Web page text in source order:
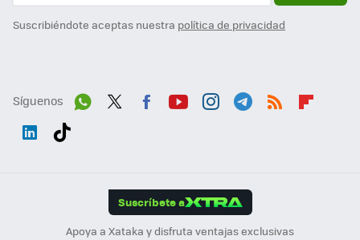
Suscribiéndote aceptas nuestra política de privacidad
Síguenos
Suscríbete a
Apoya a Xataka y disfruta ventajas exclusivas